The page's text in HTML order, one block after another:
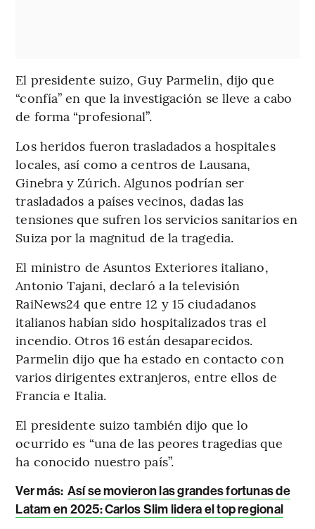
El presidente suizo, Guy Parmelin, dijo que
“confía” en que la investigación se lleve a cabo
de forma “profesional”.
Los heridos fueron trasladados a hospitales
locales, así como a centros de Lausana,
Ginebra y Zúrich. Algunos podrían ser
trasladados a países vecinos, dadas las
tensiones que sufren los servicios sanitarios en
Suiza por la magnitud de la tragedia.
El ministro de Asuntos Exteriores italiano,
Antonio Tajani, declaró a la televisión
RaiNews24 que entre 12 y 15 ciudadanos
italianos habían sido hospitalizados tras el
incendio. Otros 16 están desaparecidos.
Parmelin dijo que ha estado en contacto con
varios dirigentes extranjeros, entre ellos de
Francia e Italia.
El presidente suizo también dijo que lo
ocurrido es “una de las peores tragedias que
ha conocido nuestro país”.
Ver más: Así se movieron las grandes fortunas de
Latam en 2025: Carlos Slim lidera el top regional